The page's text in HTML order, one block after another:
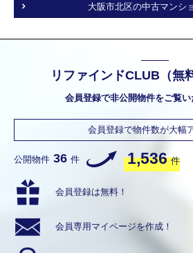
大阪市北区の中古マンシ
リファインドCLUB（無
会員登録で非公開物件をご覧い
会員登録で物件数が大幅
公開物件 36 件 1,536 件
会員登録は無料！
会員専用マイページを作成！